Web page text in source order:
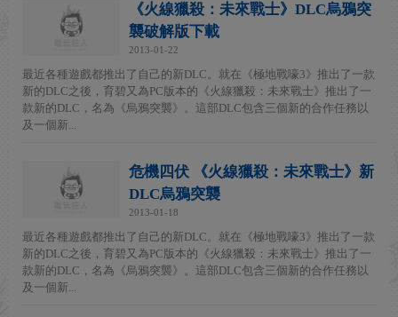
《火線獵殺：未來戰士》DLC烏鴉突
襲破解版下載
2013-01-22
最近各種遊戲都推出了自己的新DLC。就在《極地戰嚎3》推出了一款
新的DLC之後，育碧又為PC版本的《火線獵殺：未來戰士》推出了一
款新的DLC，名為《烏鴉突襲》。這部DLC包含三個新的合作任務以
及一個新...
危機四伏 《火線獵殺：未來戰士》新
DLC烏鴉突襲
2013-01-18
最近各種遊戲都推出了自己的新DLC。就在《極地戰嚎3》推出了一款
新的DLC之後，育碧又為PC版本的《火線獵殺：未來戰士》推出了一
款新的DLC，名為《烏鴉突襲》。這部DLC包含三個新的合作任務以
及一個新...